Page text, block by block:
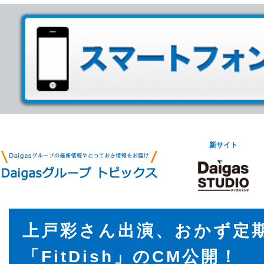
新サイト
上戸彩さん出演、おかず定
「FitDish」のCM公開！